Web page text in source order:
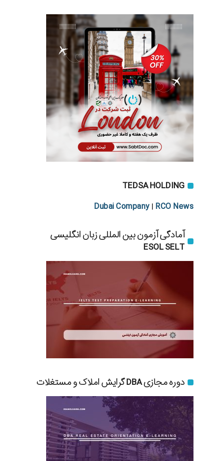
TEDSA HOLDING
Dubai Company| RCO News
آمادگی آزمون بین المللی زبان انگلیسی
ESOL SELT
دوره مجازی DBA گرایش املاک و مستغلات